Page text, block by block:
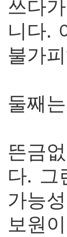
쓰다
니다.
불가
둘째
뜬금
다. 그
가능
보원